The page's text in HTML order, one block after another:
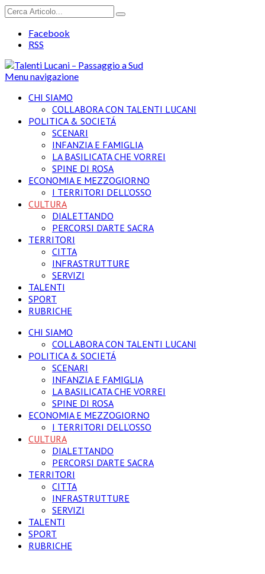
Facebook
RSS
Menu navigazione
CHI SIAMO
COLLABORA CON TALENTI LUCANI
POLITICA & SOCIETÁ
SCENARI
INFANZIA E FAMIGLIA
LA BASILICATA CHE VORREI
SPINE DI ROSA
ECONOMIA E MEZZOGIORNO
I TERRITORI DELL’OSSO
CULTURA
DIALETTANDO
PERCORSI D’ARTE SACRA
TERRITORI
CITTA
INFRASTRUTTURE
SERVIZI
TALENTI
SPORT
RUBRICHE
CHI SIAMO
COLLABORA CON TALENTI LUCANI
POLITICA & SOCIETÁ
SCENARI
INFANZIA E FAMIGLIA
LA BASILICATA CHE VORREI
SPINE DI ROSA
ECONOMIA E MEZZOGIORNO
I TERRITORI DELL’OSSO
CULTURA
DIALETTANDO
PERCORSI D’ARTE SACRA
TERRITORI
CITTA
INFRASTRUTTURE
SERVIZI
TALENTI
SPORT
RUBRICHE